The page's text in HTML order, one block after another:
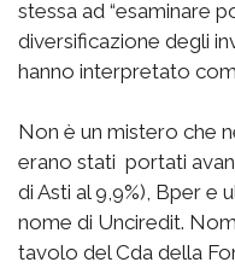
stessa ad “esaminare
diversificazione degli
hanno interpretato
Non è un mistero che
erano stati portati
di Asti al 9,9%), Bper e
nome di Unciredit.
tavolo del Cda della